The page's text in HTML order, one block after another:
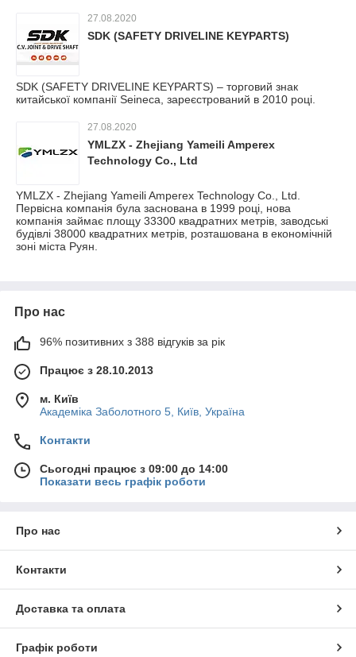
27.08.2020
SDK (SAFETY DRIVELINE KEYPARTS)
SDK (SAFETY DRIVELINE KEYPARTS) – торговий знак
китайської компанії Seineca, зареєстрований в 2010 році.
27.08.2020
YMLZX - Zhejiang Yameili Amperex
Technology Co., Ltd
YMLZX - Zhejiang Yameili Amperex Technology Co., Ltd.
Первісна компанія була заснована в 1999 році, нова
компанія займає площу 33300 квадратних метрів, заводські
будівлі 38000 квадратних метрів, розташована в економічній
зоні міста Руян.
Про нас
96% позитивних з 388 відгуків за рік
Працює з 28.10.2013
м. Київ
Академіка Заболотного 5, Київ, Україна
Контакти
Сьогодні працює з 09:00 до 14:00
Показати весь графік роботи
Про нас
Контакти
Доставка та оплата
Графік роботи